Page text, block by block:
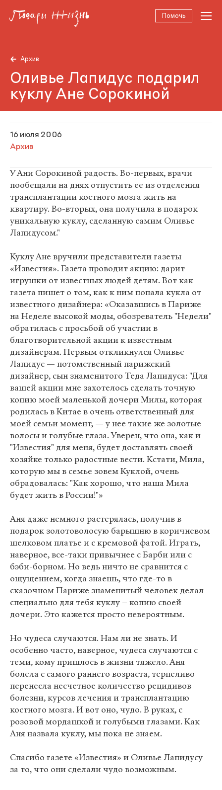
Помочь
Архив
Оливье Лапидус подарил
куклу Ане Сорокиной
16 июля 2006
Архив
У Ани Сорокиной радость. Во-первых, врачи
пообещали на днях отпустить ее из отделения
трансплантации костного мозга жить на
квартиру. Во-вторых, она получила в подарок
уникальную куклу, сделанную самим Оливье
Лапидусом."
Куклу Ане вручили представители газеты
«Известия». Газета проводит акцию: дарит
игрушки от известных людей детям. Вот как
газета пишет о том, как к ним попала кукла от
известного дизайнера: «Оказавшись в Париже
на Неделе высокой моды, обозреватель "Недели"
обратилась с просьбой об участии в
благотворительной акции к известным
дизайнерам. Первым откликнулся Оливье
Лапидус — потомственный парижский
дизайнер, сын знаменитого Теда Лапидуса: "Для
вашей акции мне захотелось сделать точную
копию моей маленькой дочери Милы, которая
родилась в Китае в очень ответственный для
моей семьи момент, — у нее такие же золотые
волосы и голубые глаза. Уверен, что она, как и
"Известия" для меня, будет доставлять своей
хозяйке только радостные вести. Кстати, Мила,
которую мы в семье зовем Куклой, очень
обрадовалась: "Как хорошо, что наша Мила
будет жить в России!"»
Аня даже немного растерялась, получив в
подарок золотоволосую барышню в коричневом
шелковом платье и с кремовой фатой. Играть,
наверное, все-таки привычнее с Барби или с
бэби-борном. Но ведь ничто не сравнится с
ощущением, когда знаешь, что где-то в
сказочном Париже знаменитый человек делал
специально для тебя куклу – копию своей
дочери. Это кажется просто невероятным.
Но чудеса случаются. Нам ли не знать. И
особенно часто, наверное, чудеса случаются с
теми, кому пришлось в жизни тяжело. Аня
болела с самого раннего возраста, терпеливо
перенесла несчетное количество рецидивов
болезни, курсов лечения и трансплантацию
костного мозга. И вот оно, чудо. В руках, с
розовой мордашкой и голубыми глазами. Как
Аня назвала куклу, мы пока не знаем.
Спасибо газете «Известия» и Оливье Лапидусу
за то, что они сделали чудо возможным.